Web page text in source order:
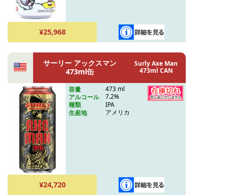
¥25,968
サーリー アックスマン
473ml缶
Surly Axe Man
473ml CAN
容量
473 ml
アルコール
7.2%
種類
IPA
生産地
アメリカ
¥24,720